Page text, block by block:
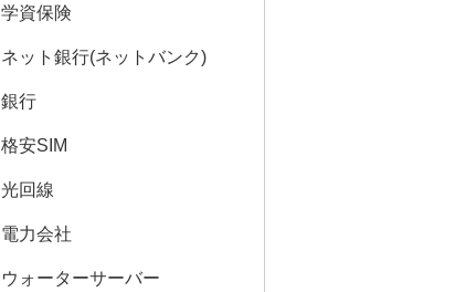
学資保険
ネット銀行(ネットバンク)
銀行
格安SIM
光回線
電力会社
ウォーターサーバー